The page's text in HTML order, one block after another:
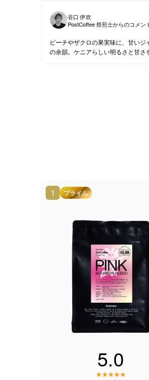
谷口 伊吹
PostCoffee 焙煎士からのコメン
ピーチやザクロの果実味に、甘いジ
の余韻。ケニアらしい明るさと甘さ
1 プライム
5.0